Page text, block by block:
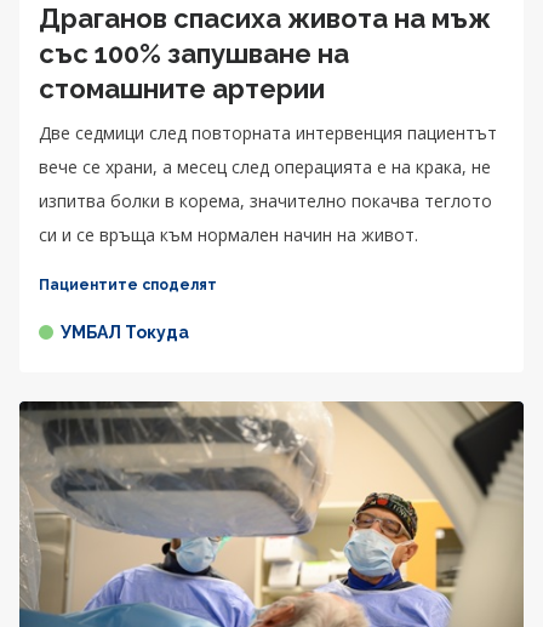
Драганов спасиха живота на мъж
със 100% запушване на
стомашните артерии
Две седмици след повторната интервенция пациентът
вече се храни, а месец след операцията е на крака, не
изпитва болки в корема, значително покачва теглото
си и се връща към нормален начин на живот.
Пациентите споделят
УМБАЛ Токуда